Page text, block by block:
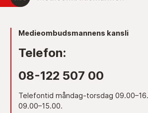
Medieombudsmannens kansli
Telefon:
08-122 507 00
Telefontid måndag-torsdag
09.00–15.00.